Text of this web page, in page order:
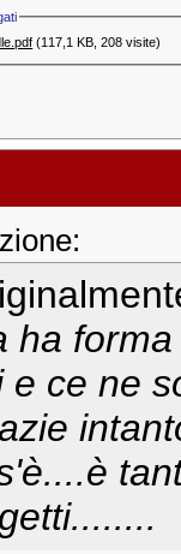
(117,1 KB, 208 visite)
ha
e ce ne